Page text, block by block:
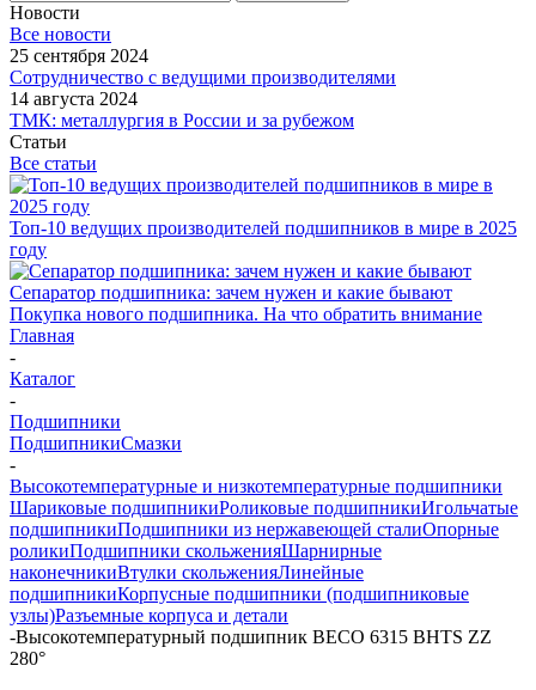
Новости
Все новости
25 сентября 2024
Сотрудничество с ведущими производителями
14 августа 2024
ТМК: металлургия в России и за рубежом
Статьи
Все статьи
Топ-10 ведущих производителей подшипников в мире в 2025
году
Сепаратор подшипника: зачем нужен и какие бывают
Покупка нового подшипника. На что обратить внимание
Главная
-
Каталог
-
Подшипники
ПодшипникиСмазки
-
Высокотемпературные и низкотемпературные подшипники
Шариковые подшипникиРоликовые подшипникиИгольчатые
подшипникиПодшипники из нержавеющей сталиОпорные
роликиПодшипники скольженияШарнирные
наконечникиВтулки скольженияЛинейные
подшипникиКорпусные подшипники (подшипниковые
узлы)Разъемные корпуса и детали
-Высокотемпературный подшипник BECO 6315 BHTS ZZ
280°